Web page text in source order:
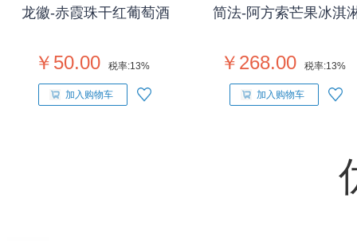
龙徽-赤霞珠干红葡萄酒
￥50.00 税率:13%
加入购物车
简法-阿方索芒果冰淇
￥268.00 税率:13%
加入购物车